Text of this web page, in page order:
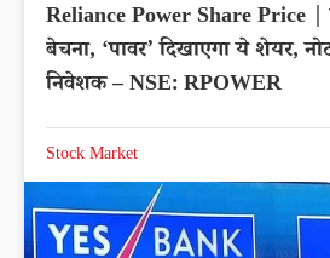
Reliance Power Share Price
बेचना, ‘पावर’ दिखाएगा ये शेयर,
निवेशक – NSE: RPOWER
Stock Market